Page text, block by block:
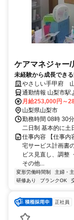
ケアマネジャー
未経験から成長でき
へ やさしい手甲府
通勤情報 山梨市駅
月給253,000円～
山梨県山梨市
勤務時間 08時 30
二日制 基本的に土
仕事内容 【仕事内
宅サービス計画書
ビス見直し、調整
その他...
変形労働時間制 主婦・
研修あり
ブランクOK
正社員